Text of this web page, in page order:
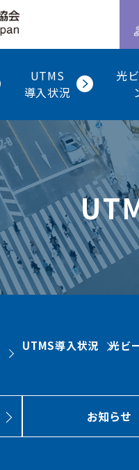
UTMS
導入状況
光
UTMS導入状況 光ビ
お知らせ